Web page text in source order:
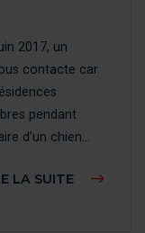
2017, un
contacte car
pendant
d’un chien...
LA SUITE À